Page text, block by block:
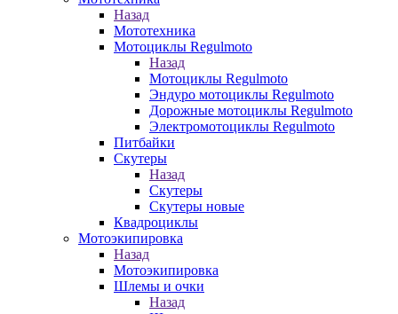
Назад
Мототехника
Мотоциклы Regulmoto
Назад
Мотоциклы Regulmoto
Эндуро мотоциклы Regulmoto
Дорожные мотоциклы Regulmoto
Электромотоциклы Regulmoto
Питбайки
Скутеры
Назад
Скутеры
Скутеры новые
Квадроциклы
Мотоэкипировка
Назад
Мотоэкипировка
Шлемы и очки
Назад